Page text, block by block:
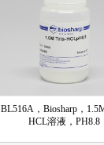
BL516A，Biosharp，
HCL溶液，PH8.8